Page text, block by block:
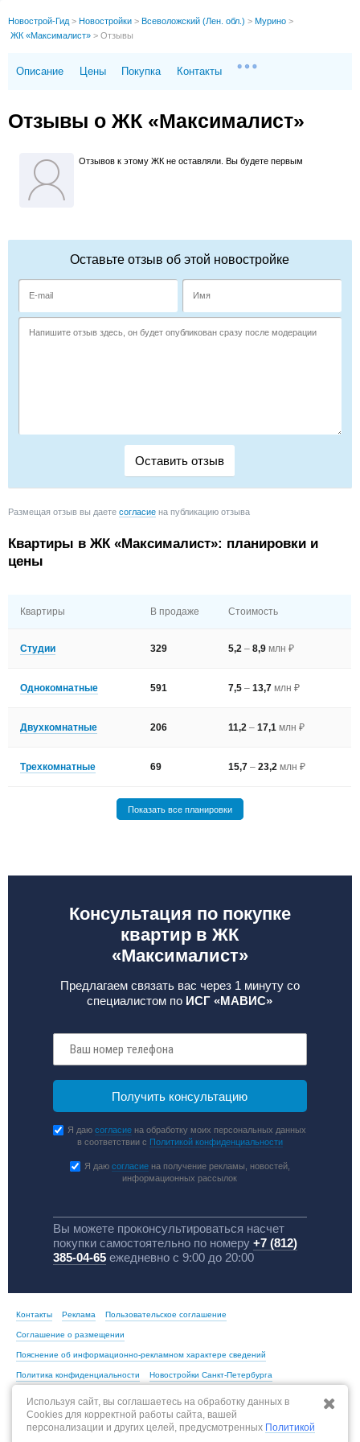
Новострой-Гид > Новостройки > Всеволожский (Лен. обл.) > Мурино >
ЖК «Максималист» > Отзывы
Описание Цены Покупка Контакты
Отзывы о ЖК «Максималист»
Отзывов к этому ЖК не оставляли. Вы будете первым
Оставьте отзыв об этой новостройке
Размещая отзыв вы даетесогласие на публикацию отзыва
Квартиры в ЖК «Максималист»: планировки и
цены
Квартиры В продаже Стоимость
Студии 329 5,2– 8,9млн ₽
Однокомнатные 591 7,5– 13,7млн ₽
Двухкомнатные 206 11,2– 17,1млн ₽
Трехкомнатные 69 15,7– 23,2млн ₽
Показать все планировки
Консультация по покупке
квартир в ЖК
«Максималист»
Предлагаем связать вас через 1 минуту со
специалистом по ИСГ «МАВИС»
Я даюсогласие на обработку моих персональных данных
в соответствии с Политикой конфиденциальности
Я даю согласиена получение рекламы, новостей,
информационных рассылок
Вы можете проконсультироваться насчет
покупки самостоятельно по номеру +7 (812)
385-04-65ежедневно с 9:00 до 20:00
Контакты Реклама Пользовательское соглашение
Соглашение о размещении
Пояснение об информационно-рекламном характере сведений
Политика конфиденциальности Новостройки Санкт-Петербурга
Используя сайт, вы соглашаетесь на обработку данных в
Cookies для корректной работы сайта, вашей
персонализации и других целей, предусмотренных Политикой